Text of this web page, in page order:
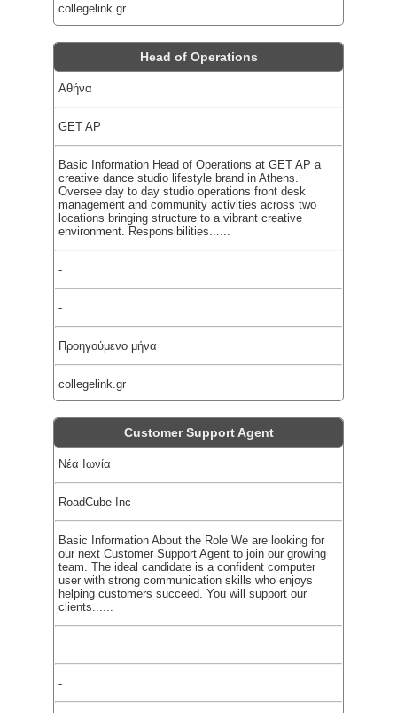
collegelink.gr
Head of Operations
Αθήνα
GET AP
Basic Information Head of Operations at GET AP a
creative dance studio lifestyle brand in Athens.
Oversee day to day studio operations front desk
management and community activities across two
locations bringing structure to a vibrant creative
environment. Responsibilities......
-
-
Προηγούμενο μήνα
collegelink.gr
Customer Support Agent
Νέα Ιωνία
RoadCube Inc
Basic Information About the Role We are looking for
our next Customer Support Agent to join our growing
team. The ideal candidate is a confident computer
user with strong communication skills who enjoys
helping customers succeed. You will support our
clients......
-
-